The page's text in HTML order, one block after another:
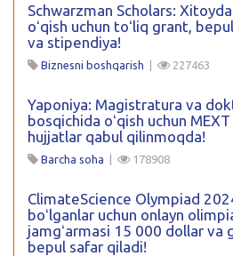
Schwarzman Scholars:
oʻqish uchun toʻliq grant,
va stipendiya!
Biznesni boshqarish | 227463
Yaponiya: Magistratura va
bosqichida oʻqish uchun
hujjatlar qabul qilinmoqda!
Barcha soha | 178908
ClimateScience Olympiad
boʻlganlar uchun onlayn
jamgʻarmasi 15 000 dollar va
bepul safar qiladi!